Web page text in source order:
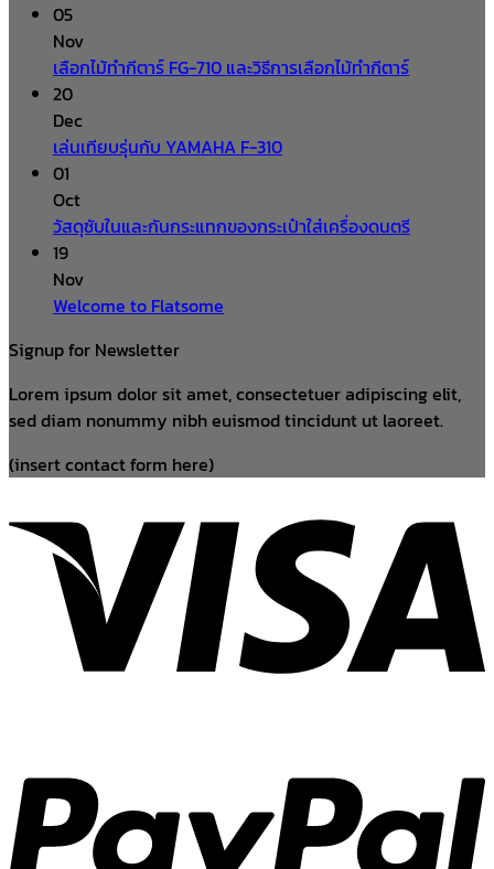
05
Nov
เลือกไม้ทำกีตาร์ FG-710 และวิธีการเลือกไม้ทำกีตาร์
20
Dec
เล่นเทียบรุ่นกับ YAMAHA F-310
01
Oct
วัสดุซับในและกันกระแทกของกระเป๋าใส่เครื่องดนตรี
19
Nov
Welcome to Flatsome
Signup for Newsletter
Lorem ipsum dolor sit amet, consectetuer adipiscing elit,
sed diam nonummy nibh euismod tincidunt ut laoreet.
(insert contact form here)